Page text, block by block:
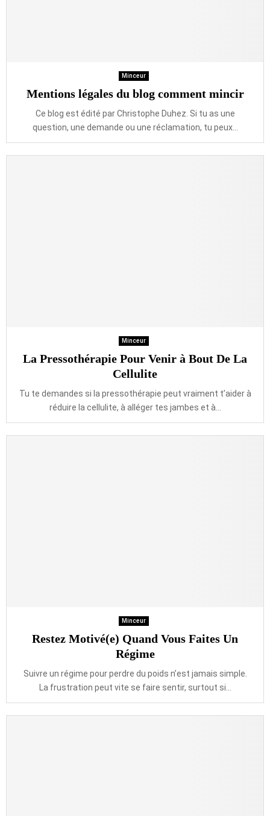
Minceur
Mentions légales du blog comment mincir
Ce blog est édité par Christophe Duhez. Si tu as une
question, une demande ou une réclamation, tu peux...
Minceur
La Pressothérapie Pour Venir à Bout De La
Cellulite
Tu te demandes si la pressothérapie peut vraiment t’aider à
réduire la cellulite, à alléger tes jambes et à...
Minceur
Restez Motivé(e) Quand Vous Faites Un
Régime
Suivre un régime pour perdre du poids n’est jamais simple.
La frustration peut vite se faire sentir, surtout si...